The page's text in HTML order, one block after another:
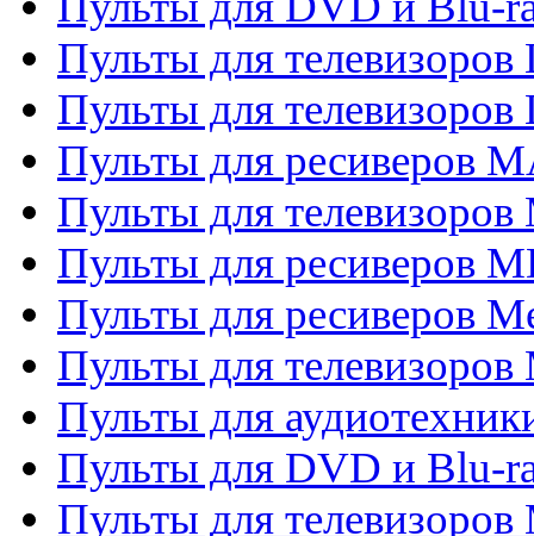
Пульты для телевизоров
Пульты для телевизоров
Пульты для ресиверов
Пульты для телевизоров
Пульты для ресиверов
Пульты для ресиверов
Пульты для телевизоров
Пульты для
Пульты для DVD и Blu-
Пульты для